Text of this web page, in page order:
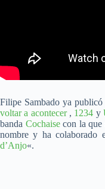
Filipe Sambado ya publicó
voltar a acontecer, 1234 y
banda Cochaise con la que
nombre y ha colaborado
d’Anjo«.